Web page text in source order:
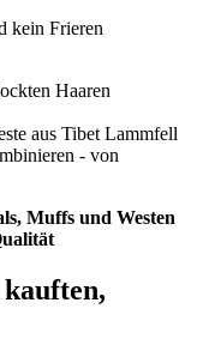
kein Frieren
Haaren
aus Tibet Lammfell
- von
Muffs und Westen